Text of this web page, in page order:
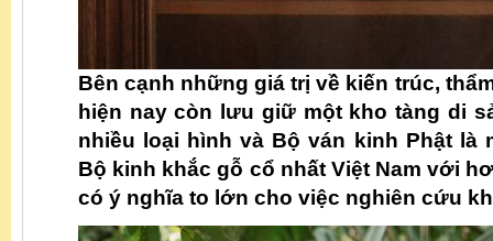
Bên cạnh những giá trị về kiến trúc,
hiện nay còn lưu giữ một kho tàng di
nhiều loại hình và Bộ ván kinh Phật là
Bộ kinh khắc gỗ cổ nhất Việt Nam với
có ý nghĩa to lớn cho việc nghiên cứu